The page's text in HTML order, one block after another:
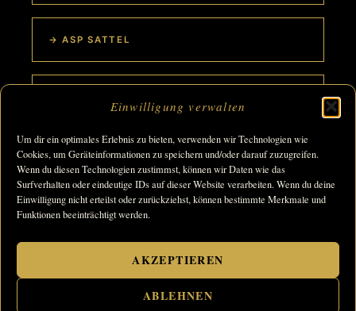
Einwilligung verwalten
Um dir ein optimales Erlebnis zu bieten, verwenden wir Technologien wie
Cookies, um Geräteinformationen zu speichern und/oder darauf zuzugreifen.
Wenn du diesen Technologien zustimmst, können wir Daten wie das
Surfverhalten oder eindeutige IDs auf dieser Website verarbeiten. Wenn du deine
Einwilligung nicht erteilst oder zurückziehst, können bestimmte Merkmale und
Funktionen beeinträchtigt werden.
AKZEPTIEREN
ABLEHNEN
→ ASP SATTEL
Copyright © 2026 Sattlerei Hennig Betriebs GmbH & Co. KG |
Impressum|Datenschutz|AGB|Cookie-Richtlinie|
Bildnachweis: Titelbild (Pferd mit Sattel): © Nadine Harms ·
Weitere Fotos: Cornelia Kobosil · Jacques Toffi · Nadine Harms ·
Jenny Gillfhoff (Mitarbeiterin Sattlerei Hennig) · Maria Durand (